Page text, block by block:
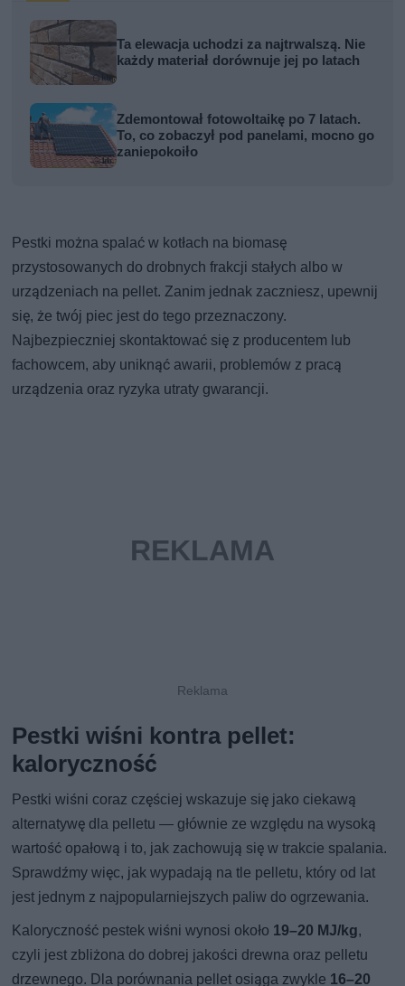
Ta elewacja uchodzi za najtrwalszą. Nie
każdy materiał dorównuje jej po latach
Zdemontował fotowoltaikę po 7 latach.
To, co zobaczył pod panelami, mocno go
zaniepokoiło
Pestki można spalać w kotłach na biomasę
przystosowanych do drobnych frakcji stałych albo w
urządzeniach na pellet. Zanim jednak zaczniesz, upewnij
się, że twój piec jest do tego przeznaczony.
Najbezpieczniej skontaktować się z producentem lub
fachowcem, aby uniknąć awarii, problemów z pracą
urządzenia oraz ryzyka utraty gwarancji.
Pestki wiśni kontra pellet:
kaloryczność
Pestki wiśni coraz częściej wskazuje się jako ciekawą
alternatywę dla pelletu — głównie ze względu na wysoką
wartość opałową i to, jak zachowują się w trakcie spalania.
Sprawdźmy więc, jak wypadają na tle pelletu, który od lat
jest jednym z najpopularniejszych paliw do ogrzewania.
Kaloryczność pestek wiśni wynosi około 19–20 MJ/kg,
czyli jest zbliżona do dobrej jakości drewna oraz pelletu
drzewnego. Dla porównania pellet osiąga zwykle 16–20